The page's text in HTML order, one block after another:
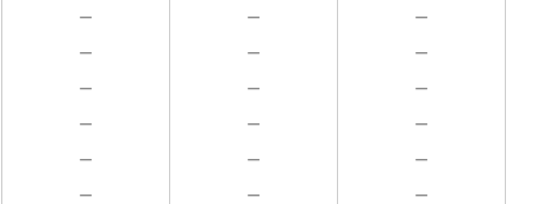
－
－
－
－
－
－
－
－
－
－
－
－
－
－
－
－
－
－